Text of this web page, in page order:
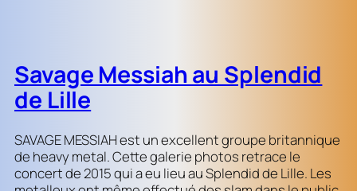
Savage Messiah au Splendid
de Lille
SAVAGE MESSIAH est un excellent groupe britannique
de heavy metal. Cette galerie photos retrace le
concert de 2015 qui a eu lieu au Splendid de Lille. Les